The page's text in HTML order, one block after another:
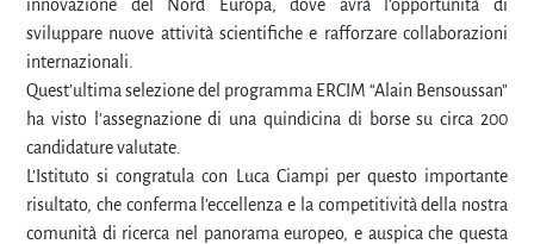
innovazione del Nord Europa, dove avrà l’opportunità di
sviluppare nuove attività scientifiche e rafforzare collaborazioni
internazionali.
Quest’ultima selezione del programma ERCIM “Alain Bensoussan”
ha visto l’assegnazione di una quindicina di borse su circa 200
candidature valutate.
L’Istituto si congratula con Luca Ciampi per questo importante
risultato, che conferma l’eccellenza e la competitività della nostra
comunità di ricerca nel panorama europeo, e auspica che questa